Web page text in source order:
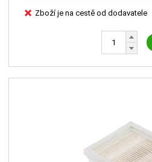
Zboží je na cestě od dodavatele